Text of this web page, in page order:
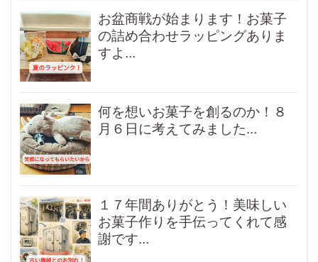
お盆商戦が始まります！お菓子
の詰め合わせラッピングありま
すよ...
何を想いお菓子を創るのか！８
月６日に考えてみました...
１７年間ありがとう！美味しい
お菓子作りを手伝ってくれて感
謝です...